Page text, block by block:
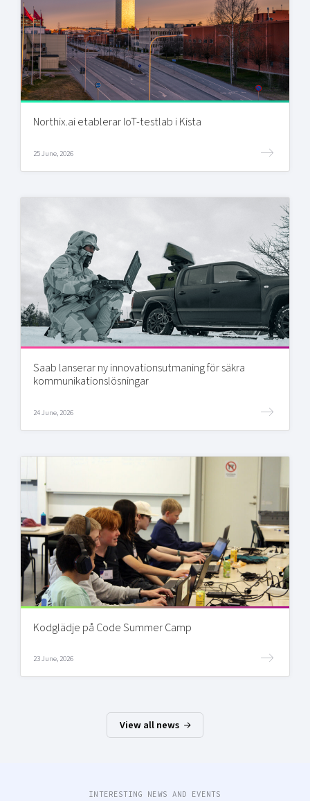
Northix.ai etablerar IoT-testlab i Kista
25 June, 2026
Saab lanserar ny innovationsutmaning för säkra
kommunikationslösningar
24 June, 2026
Kodglädje på Code Summer Camp
23 June, 2026
View all news
INTERESTING NEWS AND EVENTS